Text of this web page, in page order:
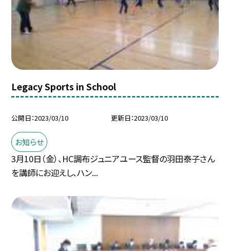
Legacy Sports in School
公開日 2023/03/10 更新日 2023/03/10
お知らせ
3月10日（金）、HC調布ジュニアユース監督の羽田泰子さん
を講師にお迎えし、ハン...